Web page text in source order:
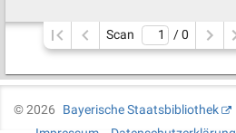
Scan / 0
©2026
Bayerische Staatsbibliothek